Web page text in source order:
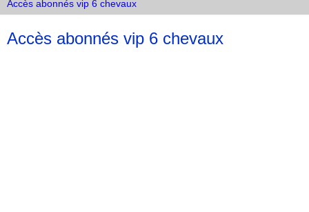
Accès abonnés vip 6 chevaux